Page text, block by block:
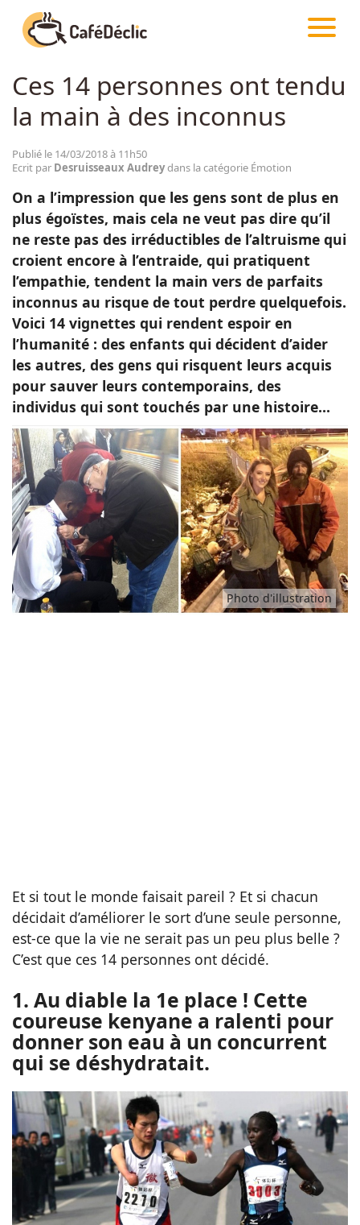
Créativité
Divertissement
Insolite
Animaux
Famille
Santé
CAFÉDÉCLIC ARTICLES ÉMOTION
Ces 14 personnes ont tendu
la main à des inconnus
Publié le 14/03/2018 à 11h50
Ecrit par Desruisseaux Audreydans la catégorie Émotion
On a l’impression que les gens sont de plus en
plus égoïstes, mais cela ne veut pas dire qu’il
ne reste pas des irréductibles de l’altruisme qui
croient encore à l’entraide, qui pratiquent
l’empathie, tendent la main vers de parfaits
inconnus au risque de tout perdre quelquefois.
Voici 14 vignettes qui rendent espoir en
l’humanité : des enfants qui décident d’aider
les autres, des gens qui risquent leurs acquis
pour sauver leurs contemporains, des
individus qui sont touchés par une histoire...
Photo d'illustration
Et si tout le monde faisait pareil ? Et si chacun
décidait d’améliorer le sort d’une seule personne,
est-ce que la vie ne serait pas un peu plus belle ?
C’est que ces 14 personnes ont décidé.
1. Au diable la 1e place ! Cette
coureuse kenyane a ralenti pour
donner son eau à un concurrent
qui se déshydratait.